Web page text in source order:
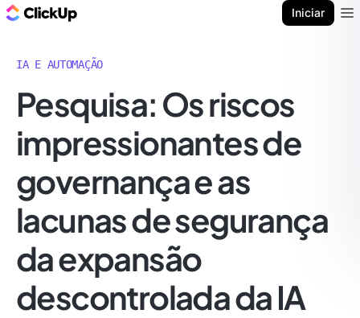
Iniciar
IA E AUTOMAÇÃO
Pesquisa: Os riscos
impressionantes de
governança e as
lacunas de segurança
da expansão
descontrolada da IA